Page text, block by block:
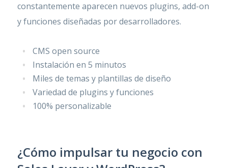
constantemente aparecen nuevos plugins, add-on
y funciones diseñadas por desarrolladores.
CMS open source
Instalación en 5 minutos
Miles de temas y plantillas de diseño
Variedad de plugins y funciones
100% personalizable
¿Cómo impulsar tu negocio con